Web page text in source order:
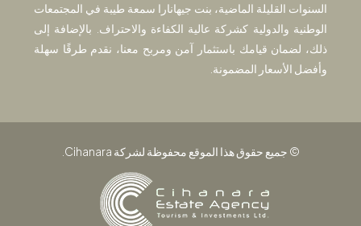
السنوات القليلة الماضية، بنت جيهانارا سمعة طيبة في المجتمعات
الوطنية والدولية كشركة عالية الكفاءة والاحتراف. بالإضافة إلى
ذلك، لضمان قيامك باستثمار آمن ومربح معنا، نقدم طرقًا سهلة
وأفضل الأسعار المضمونة.
© جميع حقوق هذا الموقع محفوظة لشركة Cihanara.